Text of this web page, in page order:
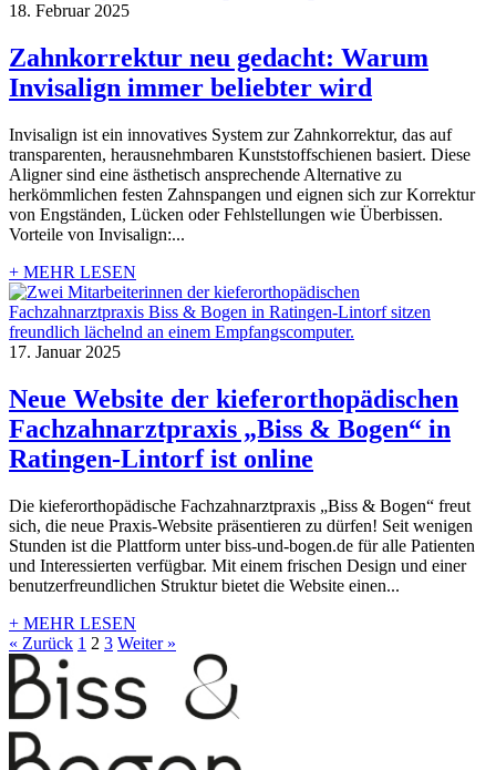
18. Februar 2025
Zahnkorrektur neu gedacht: Warum
Invisalign immer beliebter wird
Invisalign ist ein innovatives System zur Zahnkorrektur, das auf
transparenten, herausnehmbaren Kunststoffschienen basiert. Diese
Aligner sind eine ästhetisch ansprechende Alternative zu
herkömmlichen festen Zahnspangen und eignen sich zur Korrektur
von Engständen, Lücken oder Fehlstellungen wie Überbissen.
Vorteile von Invisalign:...
+ MEHR LESEN
17. Januar 2025
Neue Website der kieferorthopädischen
Fachzahnarztpraxis „Biss & Bogen“ in
Ratingen-Lintorf ist online
Die kieferorthopädische Fachzahnarztpraxis „Biss & Bogen“ freut
sich, die neue Praxis-Website präsentieren zu dürfen! Seit wenigen
Stunden ist die Plattform unter biss-und-bogen.de für alle Patienten
und Interessierten verfügbar. Mit einem frischen Design und einer
benutzerfreundlichen Struktur bietet die Website einen...
+ MEHR LESEN
« Zurück 1 2 3 Weiter »